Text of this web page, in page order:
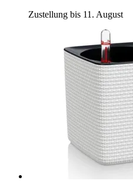
Zustellung bis 11. August